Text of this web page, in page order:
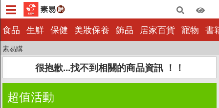
食品 生鮮 保健 美妝保養 飾品 居家百貨 寵物 書
素易購
食品
保健
美妝保養
很抱歉...找不到相關的商品資訊 ！！
超值活動